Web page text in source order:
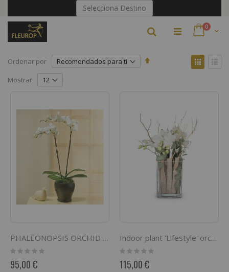
contenido
Selecciona Destino
Cart
0
Buscar
Ordenar por
Fijar
Mostrar
PHALEONOPSIS ORCHID PLAN IN POT WITH TWO STEMS
Rating:
0%
95,00 €
Indoor plant 'Lifestyle' orchid in vase
Rating:
0%
115,00 €